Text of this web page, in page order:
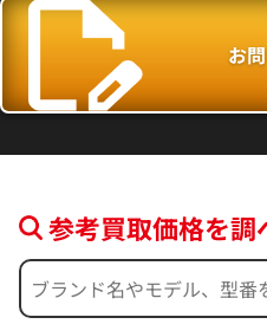
お
参考買取価格を調